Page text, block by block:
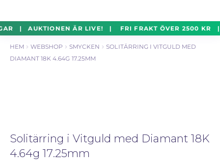
Hoppa
till
navigering
Hoppa
till
innehåll
AUKTIONEN ÄR LIVE! | FRI FRAKT ÖVER
Silverföremål
Mynt
Mitt Konto
HEM WEBSHOP SMYCKEN
SOLITÄRRING I VITGULD MED
DIAMANT 18K 4.64G 17.25MM
Solitärring i Vitguld med Diamant 18K
4.64g 17.25mm